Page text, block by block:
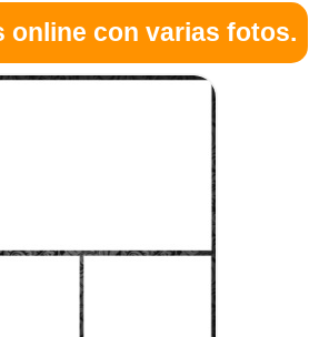
online con varias fotos.